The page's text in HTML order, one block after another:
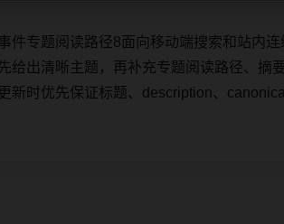
件专题阅读路径8面向移动端搜索和站内
给出清晰主题，再补充专题阅读路径、
新时优先保证标题、description、